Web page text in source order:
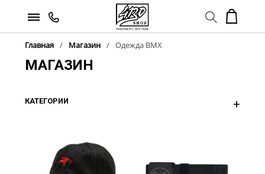
Главная Магазин Одежда BMX
МАГАЗИН
КАТЕГОРИИ